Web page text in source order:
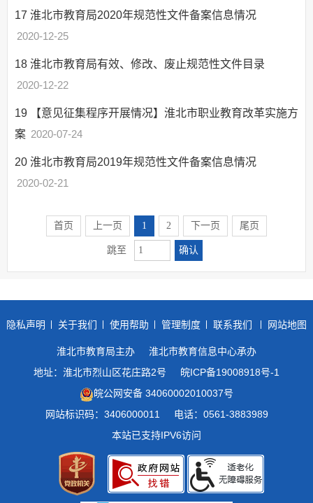
17 淮北市教育局2020年规范性文件备案信息情况
2020-12-25
18 淮北市教育局有效、修改、废止规范性文件目录
2020-12-22
19
【意见征集程序开展情况】淮北市职业教育改革实施方
案 2020-07-24
20 淮北市教育局2019年规范性文件备案信息情况
2020-02-21
首页 上一页 1 2 下一页 尾页
跳至 确认
隐私声明 关于我们 使用帮助 管理制度 联系我们 网站地图
淮北市教育局主办
淮北市教育信息中心承办
地址：淮北市烈山区花庄路2号
皖ICP备19008918号-1
皖公网安备 34060002010037号
网站标识码：3406000011
电话：0561-3883989
本站已支持IPV6访问